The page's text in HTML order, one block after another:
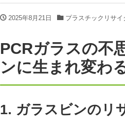
2025年8月21日 プラスチックリサ
PCRガラスの不
ンに生まれ変わ
1. ガラスビンのリ